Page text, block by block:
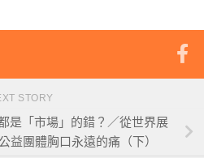
STORY
是「市場」的錯？／從世界展
益團體胸口永遠的痛（下）